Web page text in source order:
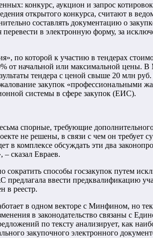
конкурс, аукцион и запрос
открытого конкурса, считают в
составлять документацию о
в электронную форму, за
по которой к участию в тендерах
от начальной или максимальной цены.
тендера с ценой свыше 20 млн
закупок
системы в сфере закупок (ЕИС).
спорные, требующие
не решены, в связи с чем он требует
в комплексе обсуждать эти два
– сказал Евраев.
способы госзакупок путем
ввести предквалификацию
в реестр.
в одном векторе с Минфином, но
в законодательство связаны с
по тексту анализирует, как
закупочного электронного